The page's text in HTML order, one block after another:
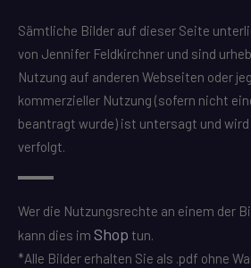
Sämtliche Bilder auf dieser Seite
von Jennifer Feldkirchner und sind
Nutzung auf anderen Webseiten oder
kommerzieller Nutzung (sofern nicht
beantragt wurde) ist untersagt und
verfolgt.
Wer die Nutzungsrechte an einem der
kann dies im Shop tun.
*Alle Bilder erhalten Sie als .pdf ohne